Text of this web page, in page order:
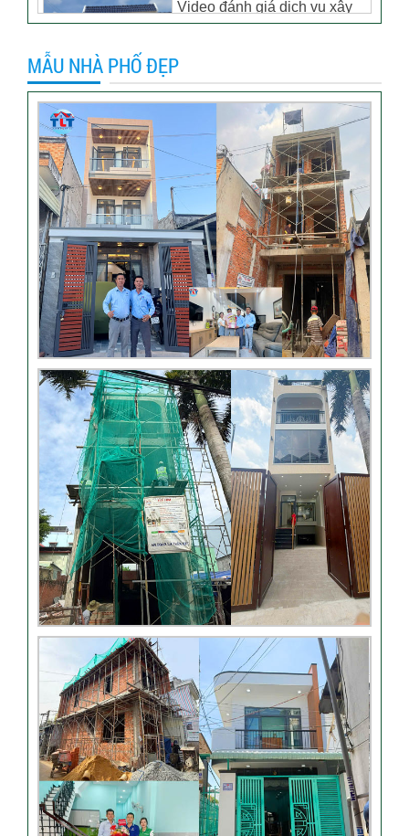
Video đánh giá dịch vụ xây
biệt thự tại TP Tân Uyên,
Khách hàng đánh giá dịch vụ
xây dựng của TLT
Đánh giá khách hàng xây
nhà tại Thủ Đức
Thi công móng nhà có sàn
vượt nhịp tại Hóc Môn
Đánh giá của khách hàng
xây nhà 3 tầng tại Thủ Đức
Video đánh giá của khách
hàng anh Hào Quận Gò Vấp-
Xây nhà trọn gói
VIDEO đánh giá của khách
hàng xây nhà trọn gói tại TP
MẪU NHÀ PHỐ ĐẸP